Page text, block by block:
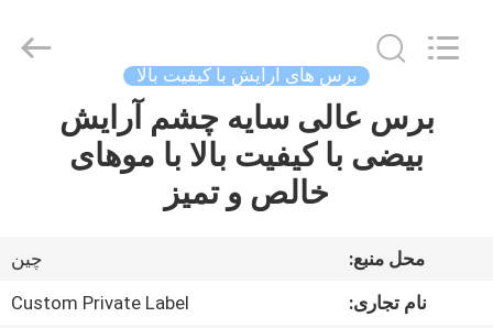
صفحه
اصلی
درباره
Cosmetics
برس های آرایش با کیفیت بالا
برس عالی سایه چشم آرایش
بیضی با کیفیت بالا با موهای
خالص و تمیز
محل منبع:
چين
نام تجاری:
Custom Private Label